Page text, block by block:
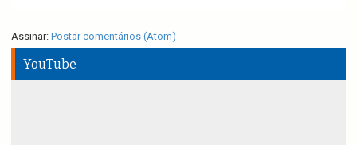
Assinar: Postar comentários (Atom)
YouTube